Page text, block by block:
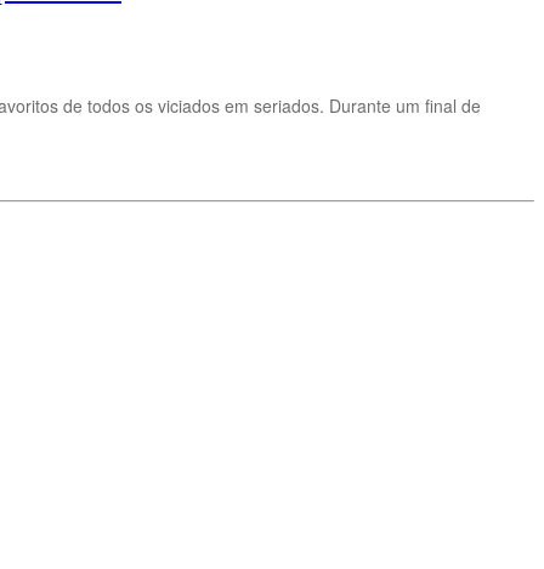
de todos os viciados em seriados. Durante um final de